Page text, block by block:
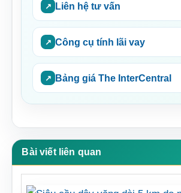
Liên hệ tư vấn
Công cụ tính lãi vay
Bảng giá The InterCentral
Bài viết liên quan